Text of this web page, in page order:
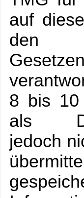
auf
den
8 bis 10
als
jedoch